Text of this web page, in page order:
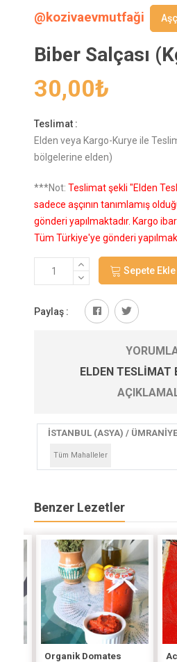
@kozivaevmutfaği
Biber Salçası
30,00₺
Teslimat :
Elden veya Kargo-Kurye ile
bölgelerine elden)
***Not: Teslimat şekli "Elden
sadece aşçının tanımlamış
gönderi yapılmaktadır. Kargo
Tüm Türkiye'ye gönderi
Sepete Ekle
Paylaş :
ELDEN TESLIMAT
İSTANBUL (ASYA) / ÜMRANİYE
Tüm Mahalleler
Benzer Lezetler
Organik Domates